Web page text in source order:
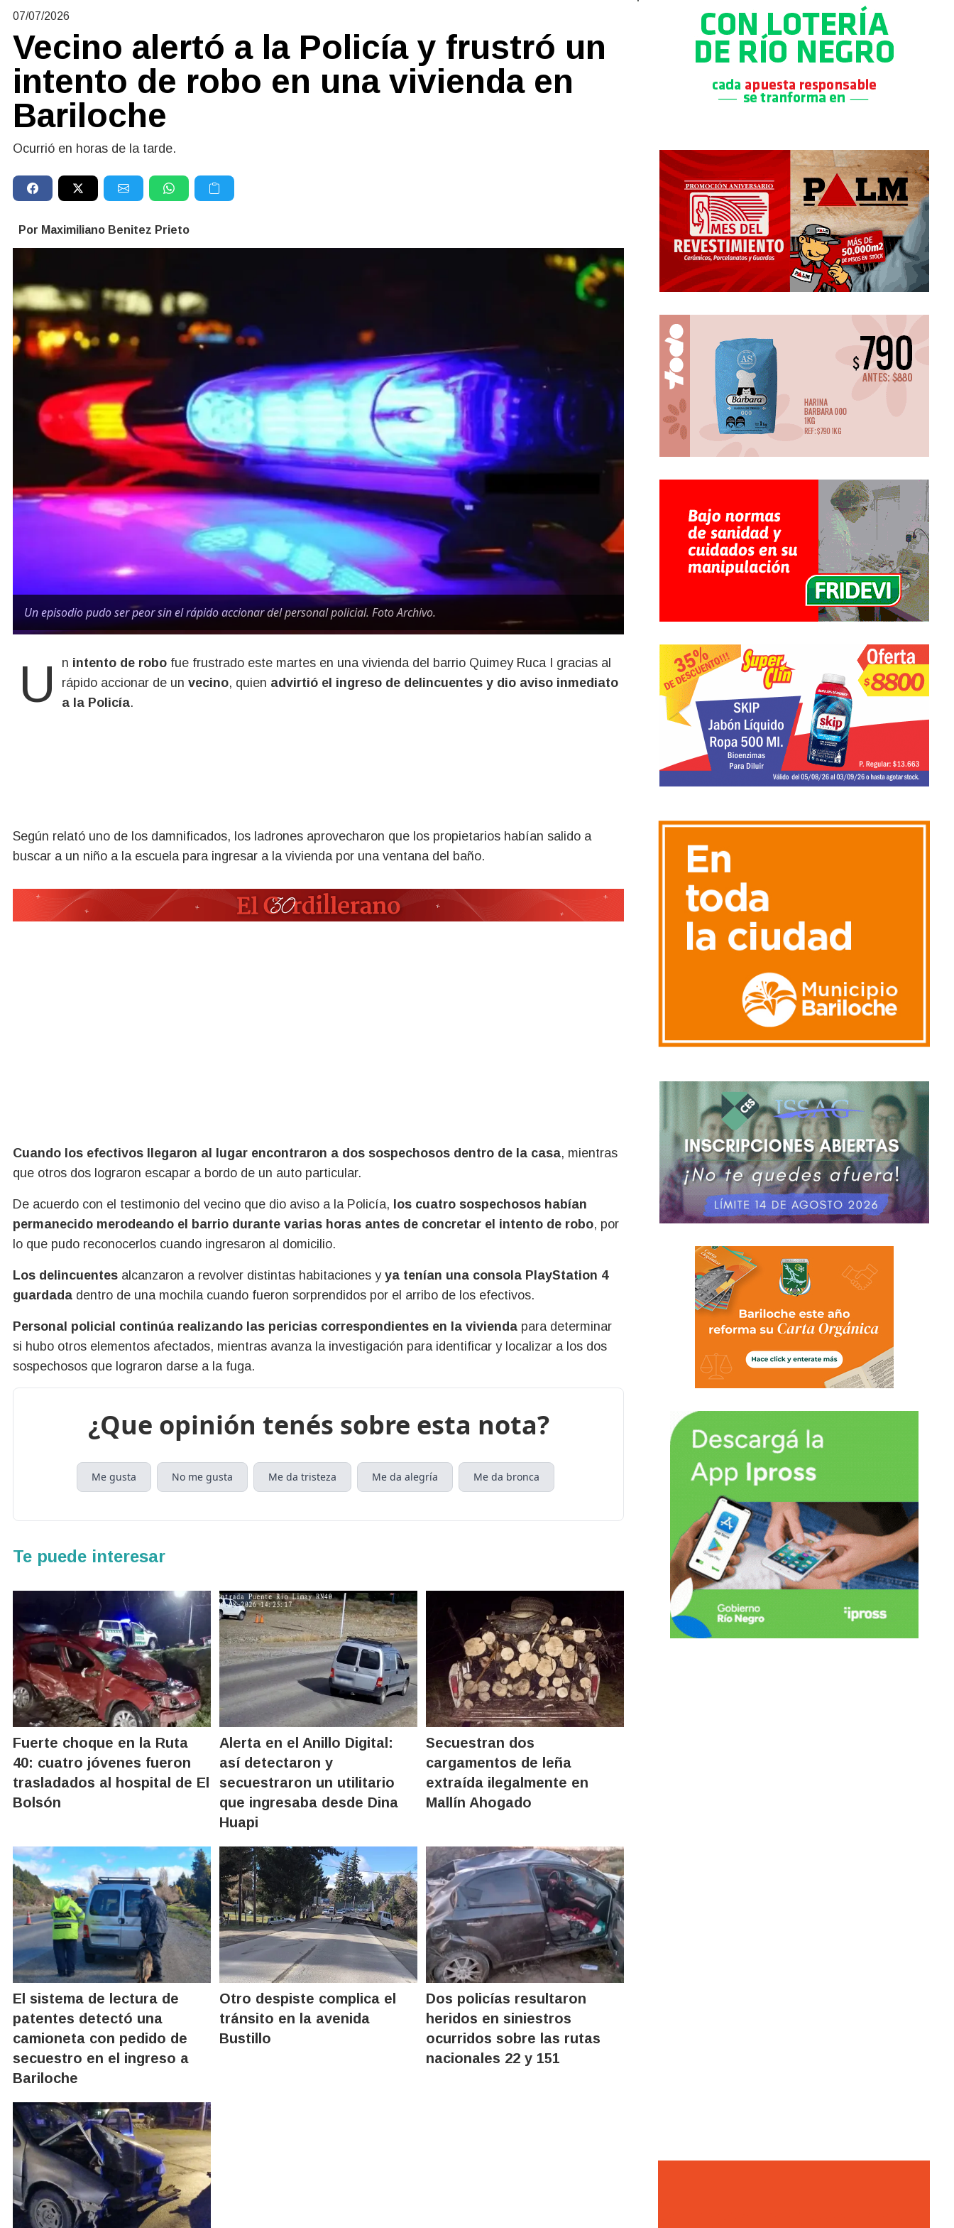
07/07/2026
Vecino alertó a la Policía y frustró un
intento de robo en una vivienda en
Bariloche
Ocurrió en horas de la tarde.
Por Maximiliano Benitez Prieto
Un episodio pudo ser peor sin el rápido accionar del personal policial. Foto Archivo.
Un intento de robo fue frustrado este martes en una vivienda del barrio Quimey Ruca I gracias al
rápido accionar de un vecino, quien advirtió el ingreso de delincuentes y dio aviso inmediato
a la Policía.
Según relató uno de los damnificados, los ladrones aprovecharon que los propietarios habían salido a
buscar a un niño a la escuela para ingresar a la vivienda por una ventana del baño.
Cuando los efectivos llegaron al lugar encontraron a dos sospechosos dentro de la casa, mientras
que otros dos lograron escapar a bordo de un auto particular.
De acuerdo con el testimonio del vecino que dio aviso a la Policía, los cuatro sospechosos habían
permanecido merodeando el barrio durante varias horas antes de concretar el intento de robo, por
lo que pudo reconocerlos cuando ingresaron al domicilio.
Los delincuentes alcanzaron a revolver distintas habitaciones y ya tenían una consola PlayStation 4
guardada dentro de una mochila cuando fueron sorprendidos por el arribo de los efectivos.
Personal policial continúa realizando las pericias correspondientes en la vivienda para determinar
si hubo otros elementos afectados, mientras avanza la investigación para identificar y localizar a los dos
sospechosos que lograron darse a la fuga.
¿Que opinión tenés sobre esta nota?
Me gusta No me gusta Me da tristeza Me da alegría Me da bronca
Te puede interesar
Fuerte choque en la Ruta
40: cuatro jóvenes fueron
trasladados al hospital de El
Bolsón
Alerta en el Anillo Digital:
así detectaron y
secuestraron un utilitario
que ingresaba desde Dina
Huapi
Secuestran dos
cargamentos de leña
extraída ilegalmente en
Mallín Ahogado
El sistema de lectura de
patentes detectó una
camioneta con pedido de
secuestro en el ingreso a
Bariloche
Otro despiste complica el
tránsito en la avenida
Bustillo
Dos policías resultaron
heridos en siniestros
ocurridos sobre las rutas
nacionales 22 y 151